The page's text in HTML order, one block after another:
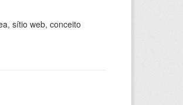
sítio web, conceito